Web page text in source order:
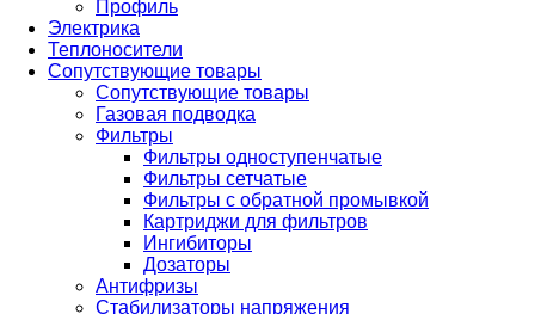
Профиль
Электрика
Теплоносители
Сопутствующие товары
Сопутствующие товары
Газовая подводка
Фильтры
Фильтры одноступенчатые
Фильтры сетчатые
Фильтры с обратной промывкой
Картриджи для фильтров
Ингибиторы
Дозаторы
Антифризы
Стабилизаторы напряжения